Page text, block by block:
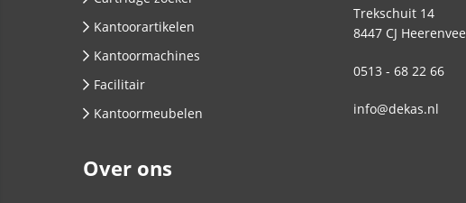
Kantoorartikelen
Kantoormachines
Facilitair
Kantoormeubelen
Over ons
Trekschuit 14
8447 CJ
0513 - 68 22 66
info@dekas.nl